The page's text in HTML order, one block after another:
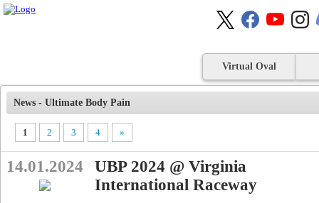
Virtual Oval
News - Ultimate Body Pain
1 2 3 4 »
14.01.2024
UBP 2024 @ Virginia
International Raceway